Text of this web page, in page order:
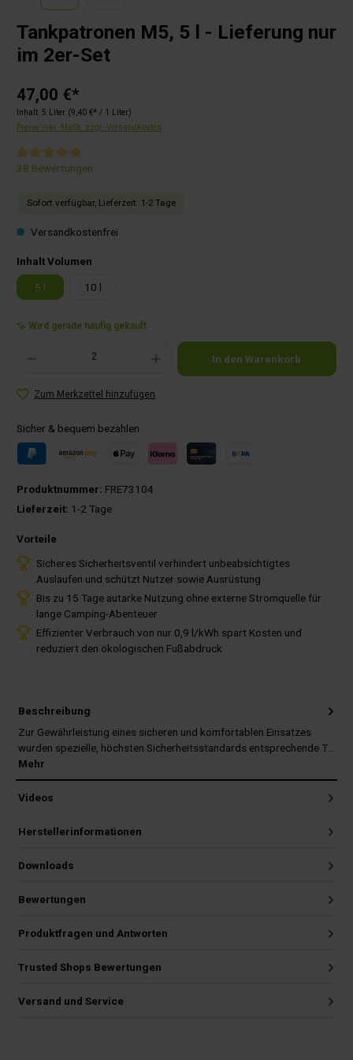
Tankpatronen M5, 5 l - Lieferung nur
im 2er-Set
47,00 €*
Inhalt: 5 Liter (9,40 €* / 1 Liter)
Preise inkl. MwSt. zzgl. Versandkosten
Durchschnittliche Bewertung von 4.9 von 5 Sternen
38 Bewertungen
Sofort verfügbar, Lieferzeit: 1-2 Tage
Versandkostenfrei
Inhalt Volumen
5 l 10 l
Wird gerade häufig gekauft
Produkt Anzahl: Gib den gewünschten Wert ein oder benutze die Schaltflächen um die
In den Warenkorb
Zum Merkzettel hinzufügen
Sicher & bequem bezahlen
Produktnummer: FRE73104
Lieferzeit: 1-2 Tage
Vorteile
Sicheres Sicherheitsventil verhindert unbeabsichtigtes
Auslaufen und schützt Nutzer sowie Ausrüstung
Bis zu 15 Tage autarke Nutzung ohne externe Stromquelle für
lange Camping-Abenteuer
Effizienter Verbrauch von nur 0,9 l/kWh spart Kosten und
reduziert den ökologischen Fußabdruck
Beschreibung
Zur Gewährleistung eines sicheren und komfortablen Einsatzes
wurden spezielle, höchsten Sicherheitsstandards entsprechende T…
Mehr
Videos
Herstellerinformationen
Downloads
Bewertungen
Produktfragen und Antworten
Trusted Shops Bewertungen
Versand und Service